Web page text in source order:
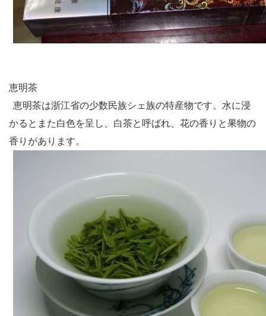
恵明茶
恵明茶は浙江省の少数民族シェ族の特産物です。水に浸
かるとまた白色を呈し、白茶と呼ばれ、花の香りと果物の
香りがあります。